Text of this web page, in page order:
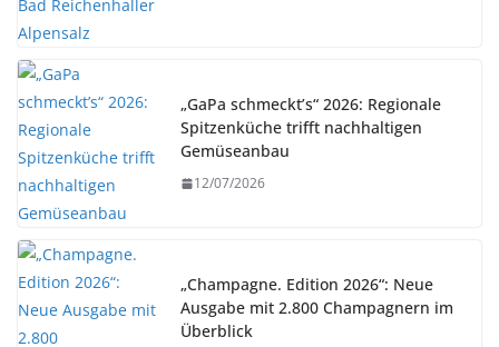
„GaPa schmeckt’s“ 2026: Regionale
Spitzenküche trifft nachhaltigen
Gemüseanbau
12/07/2026
„Champagne. Edition 2026“: Neue
Ausgabe mit 2.800 Champagnern im
Überblick